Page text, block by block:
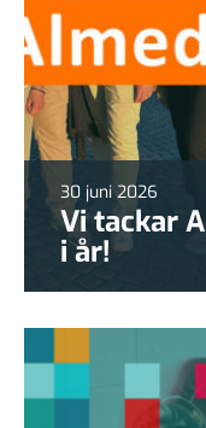
30 juni 2026
Vi tackar
i år!